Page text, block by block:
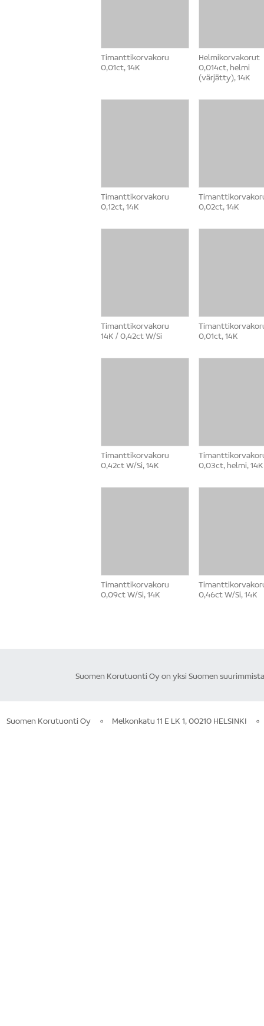
Timanttikorvakoru
0,01ct, 14K
Helmikorvakorut
0,014ct, helmi
(värjätty), 14K
Timanttikorvakoru
0,12ct, 14K
0,02ct, 14K
Timanttikorvakoru
14K / 0,42ct W/Si
0,01ct, 14K
Timanttikorvakoru
0,42ct W/Si, 14K
0,03ct, helmi, 14K
Timanttikorvakoru
0,09ct W/Si, 14K
0,46ct W/Si, 14K
Suomen Korutuonti Oy on yksi Suomen
Suomen Korutuonti Oy Melkonkatu 11 E LK 1, 00210 HELSINKI